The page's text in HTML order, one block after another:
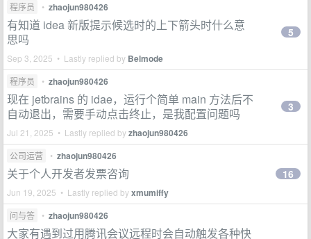
程序员 • zhaojun980426
有知道 idea 新版提示候选时的上下箭头时什么意
思吗
Sep 3, 2025 • Lastly replied by Belmode
5
程序员 • zhaojun980426
现在 jetbrains 的 idae，运行个简单 main 方法后不
自动退出，需要手动点击终止，是我配置问题吗
Jul 21, 2025 • Lastly replied byzhaojun980426
3
公司运营 • zhaojun980426
关于个人开发者发票咨询
Jun 19, 2025 • Lastly replied byxmumiffy
16
问与答 • zhaojun980426
大家有遇到过用腾讯会议远程时会自动触发各种快